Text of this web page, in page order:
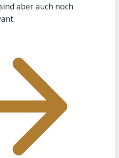
aber auch noch